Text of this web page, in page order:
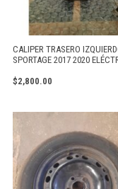
CALIPER TRASERO
SPORTAGE 2017 2020
$2,800.00